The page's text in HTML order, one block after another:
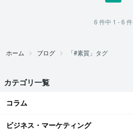
6 件中 1 - 6 件
ホーム ブログ 「#素質」タグ
カテゴリ一覧
コラム
ビジネス・マーケティング